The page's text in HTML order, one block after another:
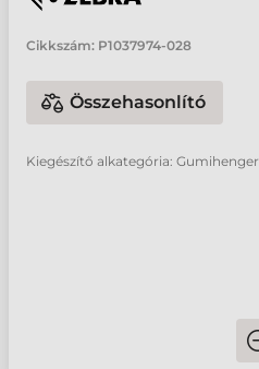
Cikkszám: P1037974-028
Összehasonlító
Kiegészítő alkategória: Gumihenger